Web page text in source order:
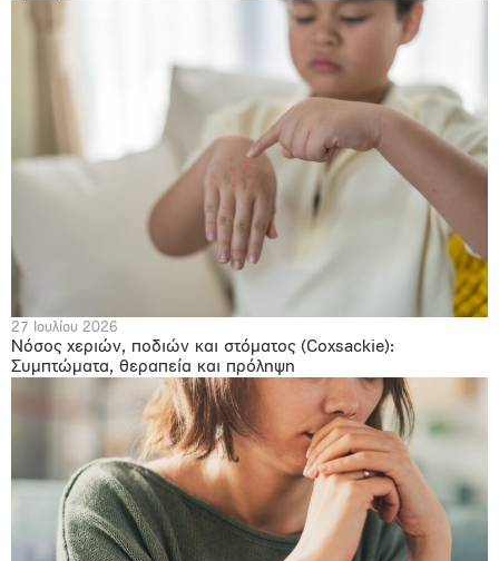
27 Ιουλίου 2026
Νόσος χεριών, ποδιών και στόματος (Coxsackie):
Συμπτώματα, θεραπεία και πρόληψη